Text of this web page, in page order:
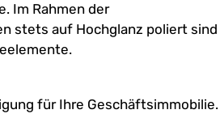
Im Rahmen der
stets auf Hochglanz poliert sind
für Ihre Geschäftsimmobilie.